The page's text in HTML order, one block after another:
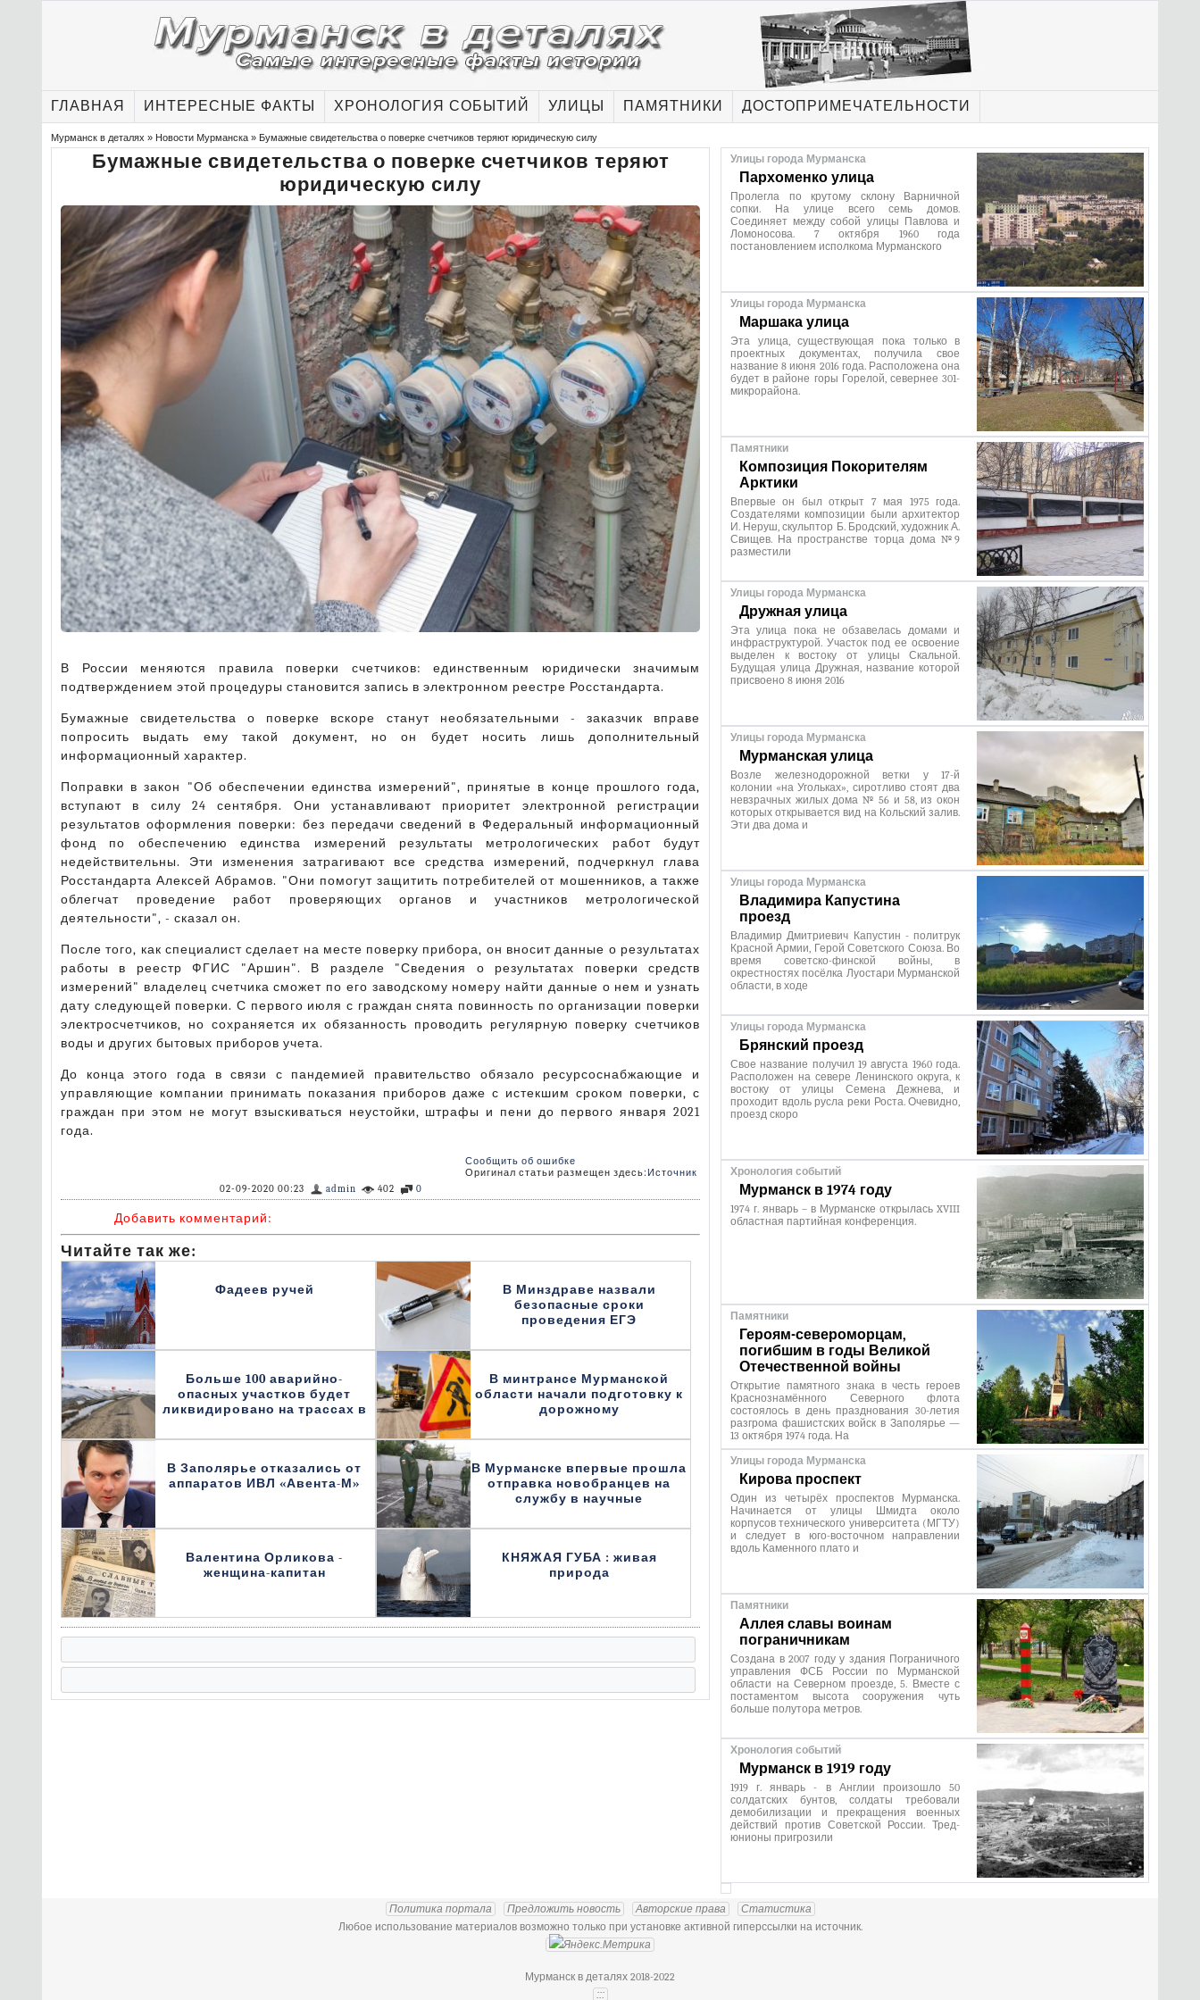
ГЛАВНАЯ ИНТЕРЕСНЫЕ ФАКТЫ ХРОНОЛОГИЯ СОБЫТИЙ УЛИЦЫ ПАМЯТНИКИ ДОСТОПРИМЕЧАТЕЛЬНОСТИ
Мурманск в деталях » Новости Мурманска » Бумажные свидетельства о поверке счетчиков теряют юридическую силу
Бумажные свидетельства о поверке счетчиков теряют
юридическую силу
В России меняются правила поверки счетчиков: единственным юридически значимым
подтверждением этой процедуры становится запись в электронном реестре Росстандарта.
Бумажные свидетельства о поверке вскоре станут необязательными - заказчик вправе
попросить выдать ему такой документ, но он будет носить лишь дополнительный
информационный характер.
Поправки в закон "Об обеспечении единства измерений", принятые в конце прошлого года,
вступают в силу 24 сентября. Они устанавливают приоритет электронной регистрации
результатов оформления поверки: без передачи сведений в Федеральный информационный
фонд по обеспечению единства измерений результаты метрологических работ будут
недействительны. Эти изменения затрагивают все средства измерений, подчеркнул глава
Росстандарта Алексей Абрамов. "Они помогут защитить потребителей от мошенников, а также
облегчат проведение работ проверяющих органов и участников метрологической
деятельности", - сказал он.
После того, как специалист сделает на месте поверку прибора, он вносит данные о результатах
работы в реестр ФГИС "Аршин". В разделе "Сведения о результатах поверки средств
измерений" владелец счетчика сможет по его заводскому номеру найти данные о нем и узнать
дату следующей поверки. С первого июля с граждан снята повинность по организации поверки
электросчетчиков, но сохраняется их обязанность проводить регулярную поверку счетчиков
воды и других бытовых приборов учета.
До конца этого года в связи с пандемией правительство обязало ресурсоснабжающие и
управляющие компании принимать показания приборов даже с истекшим сроком поверки, с
граждан при этом не могут взыскиваться неустойки, штрафы и пени до первого января 2021
года.
Сообщить об ошибке
Оригинал статьи размещен здесь: Источник
0
402
admin
02-09-2020 00:23
Добавить комментарий:
Читайте так же:
Фадеев ручей
В Минздраве назвали
безопасные сроки
проведения ЕГЭ
Больше 100 аварийно-
опасных участков будет
ликвидировано на трассах в
В минтрансе Мурманской
области начали подготовку к
дорожному
В Заполярье отказались от
аппаратов ИВЛ «Авента-М»
В Мурманске впервые прошла
отправка новобранцев на
службу в научные
Валентина Орликова -
женщина-капитан
КНЯЖАЯ ГУБА : живая
природа
Улицы города Мурманска
Пархоменко улица
Пролегла по крутому склону Варничной
сопки. На улице всего семь домов.
Соединяет между собой улицы Павлова и
Ломоносова. 7 октября 1960 года
постановлением исполкома Мурманского
Улицы города Мурманска
Маршака улица
Эта улица, существующая пока только в
проектных документах, получила свое
название 8 июня 2016 года. Расположена она
будет в районе горы Горелой, севернее 301-
микрорайона.
Памятники
Композиция Покорителям
Арктики
Впервые он был открыт 7 мая 1975 года.
Создателями композиции были архитектор
И. Неруш, скульптор Б. Бродский, художник А.
Свищев. На пространстве торца дома №9
разместили
Улицы города Мурманска
Дружная улица
Эта улица пока не обзавелась домами и
инфраструктурой. Участок под ее освоение
выделен к востоку от улицы Скальной.
Будущая улица Дружная, название которой
присвоено 8 июня 2016
Улицы города Мурманска
Мурманская улица
Возле железнодорожной ветки у 17-й
колонии «на Угольках», сиротливо стоят два
невзрачных жилых дома № 56 и 58, из окон
которых открывается вид на Кольский залив.
Эти два дома и
Улицы города Мурманска
Владимира Капустина
проезд
Владимир Дмитриевич Капустин - политрук
Красной Армии, Герой Советского Союза. Во
время советско-финской войны, в
окрестностях посёлка Луостари Мурманской
области, в ходе
Улицы города Мурманска
Брянский проезд
Свое название получил 19 августа 1960 года.
Расположен на севере Ленинского округа, к
востоку от улицы Семена Дежнева, и
проходит вдоль русла реки Роста. Очевидно,
проезд скоро
Хронология событий
Мурманск в 1974 году
1974 г. январь – в Мурманске открылась XVIII
областная партийная конференция.
Памятники
Героям-североморцам,
погибшим в годы Великой
Отечественной войны
Открытие памятного знака в честь героев
Краснознамённого Северного флота
состоялось в день празднования 30-летия
разгрома фашистских войск в Заполярье —
13 октября 1974 года. На
Улицы города Мурманска
Кирова проспект
Один из четырёх проспектов Мурманска.
Начинается от улицы Шмидта около
корпусов технического университета (МГТУ)
и следует в юго-восточном направлении
вдоль Каменного плато и
Памятники
Аллея славы воинам
пограничникам
Создана в 2007 году у здания Пограничного
управления ФСБ России по Мурманской
области на Северном проезде, 5. Вместе с
постаментом высота сооружения чуть
больше полутора метров.
Хронология событий
Мурманск в 1919 году
1919 г. январь - в Англии произошло 50
солдатских бунтов, солдаты требовали
демобилизации и прекращения военных
действий против Советской России. Тред-
юнионы пригрозили
Политика портала Предложить новость Авторские права
Статистика
Любое использование материалов возможно только при установке активной гиперссылки на источник.
Мурманск в деталях 2018-2022
:::